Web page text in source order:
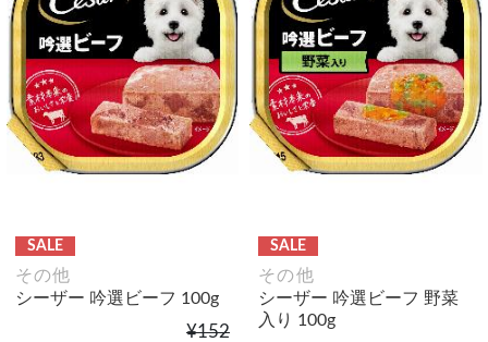
SALE
その他
シーザー 吟選ビーフ 100g
¥152
SALE
その他
シーザー 吟選ビーフ 野菜
入り 100g